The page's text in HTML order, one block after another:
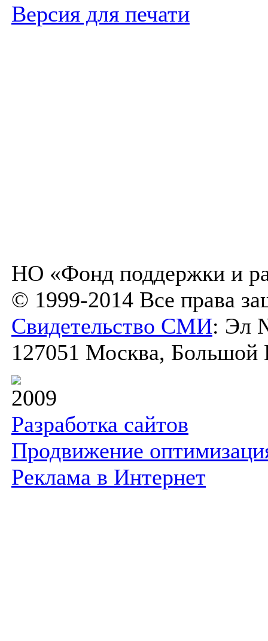
Версия для печати
НО «Фонд поддержки и
© 1999-2014 Все права
Свидетельство СМИ: Эл
127051 Москва, Большой
2009
Разработка сайтов
Продвижение
Реклама в Интернет